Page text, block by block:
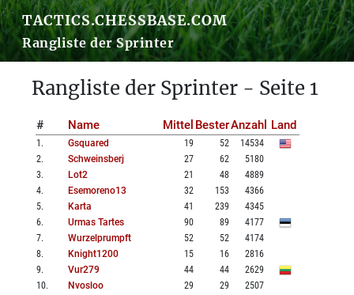
TACTICS.CHESSBASE.COM
Rangliste der Sprinter
Rangliste der Sprinter - Seite 1
# Name Mittel BesterAnzahl Land
1 . Gsquared 19 52
14534
2. Schweinsberj 27 62
5180
3. Lot2 21 48
4889
4. Esemoreno13 32 153
4366
5. Karta 41 239
4345
6. Urmas Tartes 90 89
4177
7. Wurzelprumpft 52 52
4174
8. Knight1200 15 16
2816
9. Vur279 44 44
2629
10. Nvosloo 29 29
2507